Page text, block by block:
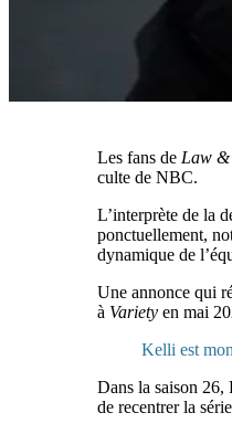
Les fans de Law
culte de NBC.
L’interprète de la
ponctuellement,
dynamique de
Une annonce qui
à Variety en mai
Kelli est
Dans la saison 26,
de recentrer la